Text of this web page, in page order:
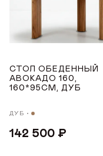
Телепроекты
4-8
6-7
6-8
МАТЕРИАЛ
СТОЛ ОБЕДЕННЫЙ
АВОКАДО 160,
160*95СМ, ДУБ
ДУБ
142 500 ₽